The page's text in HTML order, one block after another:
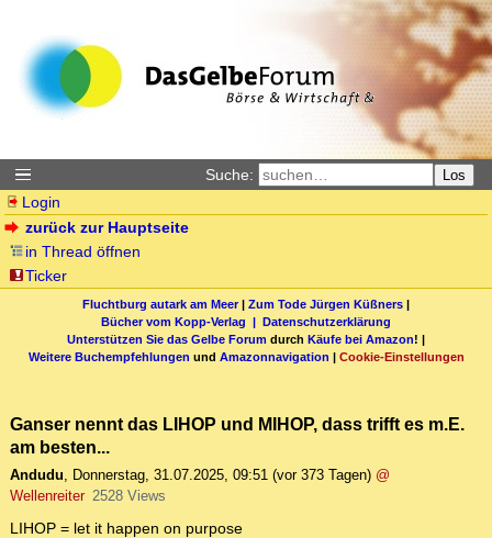
Suche: Los
Login
zurück zur Hauptseite
in Thread öffnen
Ticker
Fluchtburg autark am Meer| Zum Tode Jürgen Küßners |
Bücher vom Kopp-Verlag | Datenschutzerklärung
Unterstützen Sie das Gelbe Forum durch Käufe bei Amazon! |
Weitere Buchempfehlungen und Amazonnavigation | Cookie-Einstellungen
Ganser nennt das LIHOP und MIHOP, dass trifft es m.E.
am besten...
Andudu, Donnerstag, 31.07.2025, 09:51 (vor 373 Tagen) @
Wellenreiter 2528 Views
LIHOP = let it happen on purpose